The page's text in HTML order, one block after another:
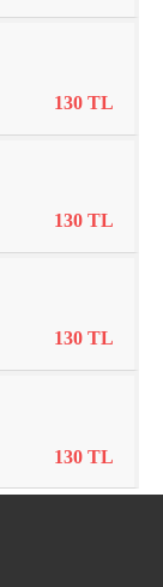
130 TL
130 TL
130 TL
130 TL